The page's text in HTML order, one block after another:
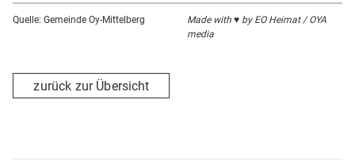
Quelle: Gemeinde Oy-Mittelberg
Made with ♥ by EO Heimat / OYA
media
zurück zur Übersicht